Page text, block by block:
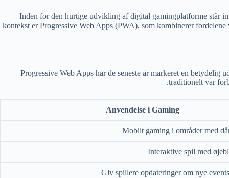
Inden for den hurtige udvikling af digital gamingplatforme står
kontekst er Progressive Web Apps (PWA), som kombinerer
Progressive Web Apps har de seneste år markeret en
traditionelt var
Anvendelse i Gaming
Mobilt gaming i områder med
Interaktive spil med
Giv spillere opdateringer om nye